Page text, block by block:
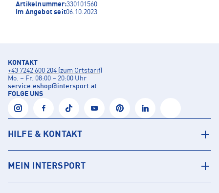
Artikelnummer:330101560
Im Angebot seit06.10.2023
KONTAKT
+43 7242 600 204 (zum Ortstarif)
Mo. – Fr. 08:00 – 20:00 Uhr
service.eshop@intersport.at
FOLGE UNS
HILFE & KONTAKT
MEIN INTERSPORT